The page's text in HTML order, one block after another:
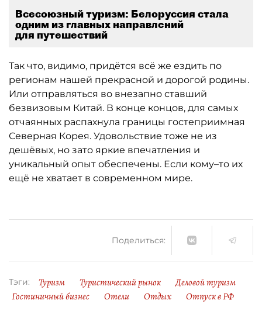
Всесоюзный туризм: Белоруссия стала
одним из главных направлений
для путешествий
Так что, видимо, придётся всё же ездить по
регионам нашей прекрасной и дорогой родины.
Или отправляться во внезапно ставший
безвизовым Китай. В конце концов, для самых
отчаянных распахнула границы гостеприимная
Северная Корея. Удовольствие тоже не из
дешёвых, но зато яркие впечатления и
уникальный опыт обеспечены. Если кому–то их
ещё не хватает в современном мире.
Поделиться:
Тэги: Туризм Туристический рынок
Деловой туризм
Гостиничный бизнес
Отели Отдых Отпуск в РФ